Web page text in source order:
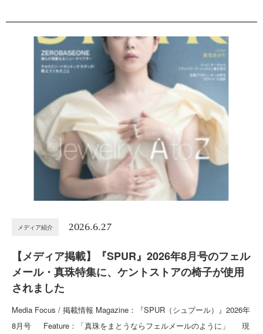
メディア紹介 2026.6.27
【メディア掲載】『SPUR』2026年8月号のフェル
メール・真珠特集に、ケントストアの椅子が使用
されました
Media Focus / 掲載情報 Magazine：『SPUR（シュプール）』2026年
8月号 Feature：「真珠をまとうならフェルメールのように」 現